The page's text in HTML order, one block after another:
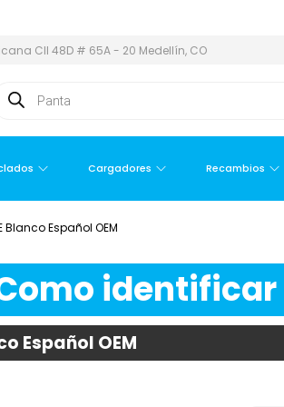
Cll 48D # 65A - 20 Medellín, CO
Cargadores Recambios
Blanco Español OEM
Español OEM